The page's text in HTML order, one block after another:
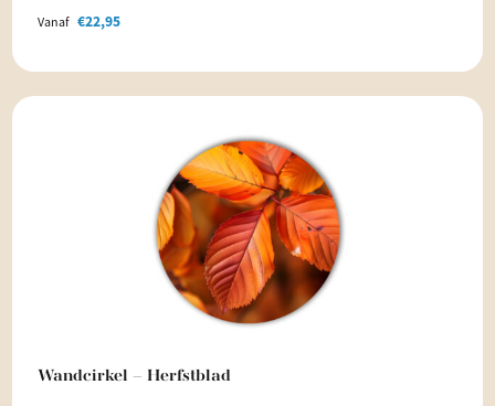
Vanaf €22,95
Wandcirkel – Herfstblad